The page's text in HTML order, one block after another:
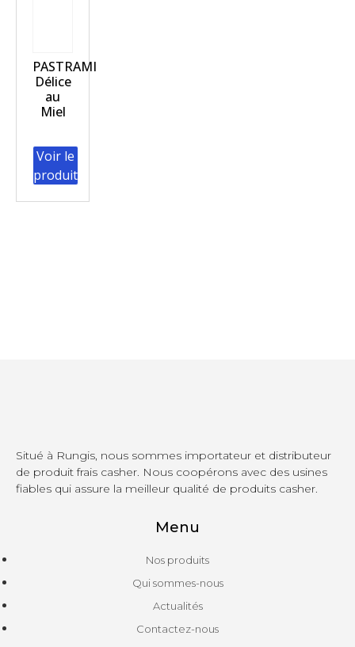
PASTRAMI
Délice
au
Miel
Voir le
produit
Situé à Rungis, nous sommes importateur et distributeur
de produit frais casher. Nous coopérons avec des usines
fiables qui assure la meilleur qualité de produits casher.
Menu
Nos produits
Qui sommes-nous
Actualités
Contactez-nous